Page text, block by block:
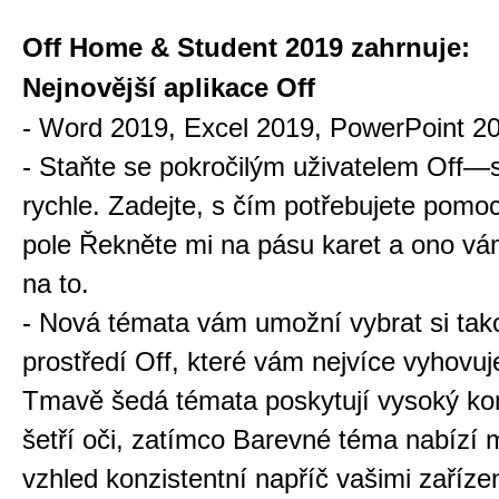
Off Home & Student 2019 zahrnuje:
Nejnovější aplikace Off
- Word 2019, Excel 2019, PowerPoint
- Staňte se pokročilým uživatelem
rychle. Zadejte, s čím potřebujete
pole Řekněte mi na pásu karet a ono
na to.
- Nová témata vám umožní vybrat si
prostředí Off, které vám nejvíce
Tmavě šedá témata poskytují vysoký
šetří oči, zatímco Barevné téma nabízí
vzhled konzistentní napříč vašimi